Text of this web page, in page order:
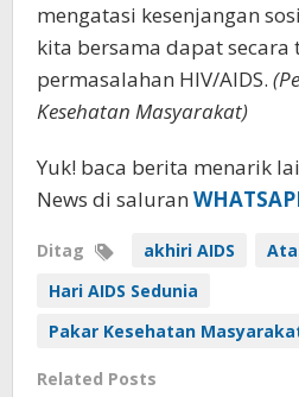
mengatasi kesenjangan
kita bersama dapat secara
permasalahan HIV/AIDS.
Kesehatan Masyarakat)
Yuk! baca berita menarik
News di saluran
Ditag akhiri AIDS
Hari AIDS Sedunia
Pakar Kesehatan
Related Posts